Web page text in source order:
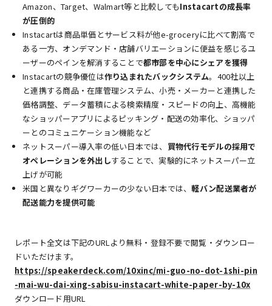
Amazon、Target、Walmart等と比較してもInstacartの成長率
が圧倒的
Instacartは商品単価とサービス料が他e-groceryに比べて割高で
ある一方、オンデマンド・店舗バリエーションに便益を感じるユ
ーザーのペインを解消することで都市部を中心にシェアを獲得
Instacartの競争優位は作り込まれたバックシステム。400社以上
と連携する商品・在庫管理システム、小売・メーカーと連携した
価格調整、データ蓄積による検索精度・スピードの向上、高機能
なショッパーアプリによるピッキング・配送の効率化、ショッパ
ーとのコミュニケーション機能など
ネットスーパー導入率の低い日本では、 買物代行モデルの採用で
オペレーションを外出しすることで、実験的にネットスーパー立
上げが可能
米国と異なりギグワーカーの少ない日本では、軽バン配送業者が
配送能力を提供可能
レポート全文は下記のURLより無料・登録不要で閲覧・ダウンロー
ドいただけます。
https://speakerdeck.com/10xinc/mi-guo-no-dot-1shi-pin
-mai-wu-dai-xing-sabisu-instacart-white-paper-by-10x
ダウンロード用URL